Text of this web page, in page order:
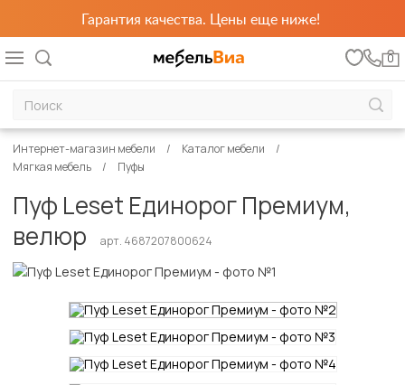
Гарантия качества. Цены еще ниже!
0
Интернет-магазин мебели
Каталог мебели
Мягкая мебель
Пуфы
Пуф Leset Единорог Премиум,
велюр
арт. 4687207800624